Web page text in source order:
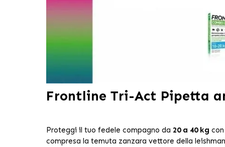
Frontline Tri-Act Pipetta
Proteggi il tuo fedele compagno da 20 a 40 kg
compresa la temuta zanzara vettore della